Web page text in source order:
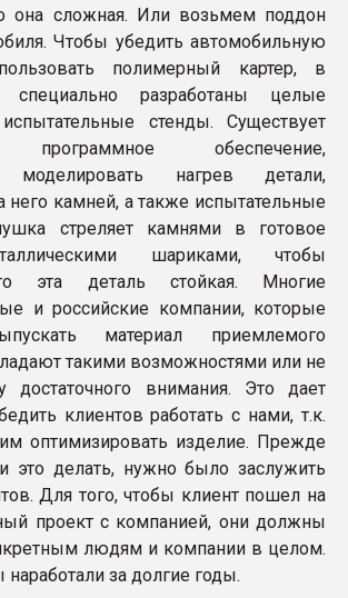
она сложная. Или возьмем поддон
Чтобы убедить автомобильную
полимерный картер, в
разработаны целые
стенды. Существует
программное обеспечение,
моделировать нагрев детали,
него камней, а также испытательные
стреляет камнями в готовое
шариками, чтобы
эта деталь стойкая. Многие
и российские компании, которые
материал приемлемого
такими возможностями или не
достаточного внимания. Это дает
клиентов работать с нами, т.к.
оптимизировать изделие. Прежде
это делать, нужно было заслужить
Для того, чтобы клиент пошел на
проект с компанией, они должны
людям и компании в целом.
за долгие годы.